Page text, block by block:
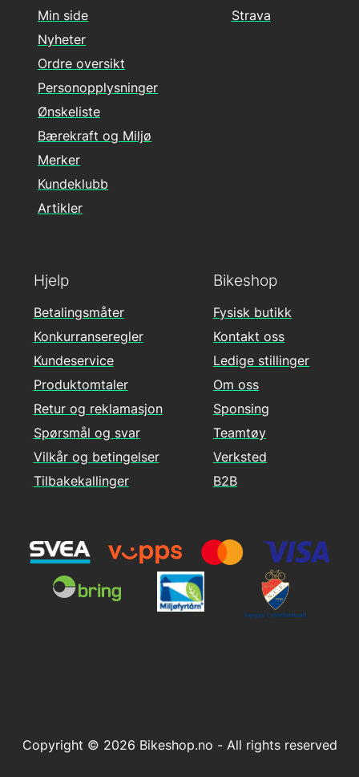
Strava
Hjelp
Betalingsmåter
Konkurranseregler
Kundeservice
Produktomtaler
Retur og reklamasjon
Spørsmål og svar
Vilkår og betingelser
Tilbakekallinger
Min side
Nyheter
Ordre oversikt
Personopplysninger
Ønskeliste
Bærekraft og Miljø
Merker
Kundeklubb
Artikler
Bikeshop
Fysisk butikk
Kontakt oss
Ledige stillinger
Om oss
Sponsing
Teamtøy
Verksted
B2B
Copyright © 2026 Bikeshop.no - All rights reserved